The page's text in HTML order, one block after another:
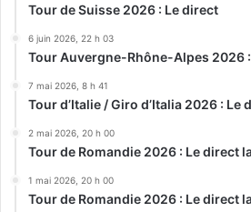
Tour de Suisse 2026 : Le direct
6 juin 2026, 22 h 03
Tour Auvergne-Rhône-Alpes 2026
7 mai 2026, 8 h 41
Tour d’Italie / Giro d’Italia 2026 : Le
2 mai 2026, 20 h 00
Tour de Romandie 2026 : Le direct
1 mai 2026, 20 h 00
Tour de Romandie 2026 : Le direct